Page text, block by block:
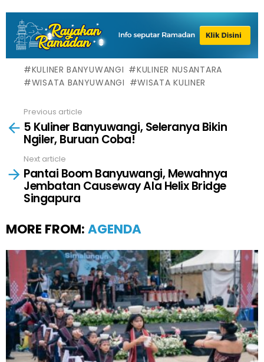
KULINER BANYUWANGI
KULINER NUSANTARA
WISATA BANYUWANGI
WISATA KULINER
more
Previous article
5 Kuliner Banyuwangi, Seleranya Bikin
Ngiler, Buruan Coba!
Next article
Pantai Boom Banyuwangi, Mewahnya
Jembatan Causeway Ala Helix Bridge
Singapura
MORE FROM: AGENDA